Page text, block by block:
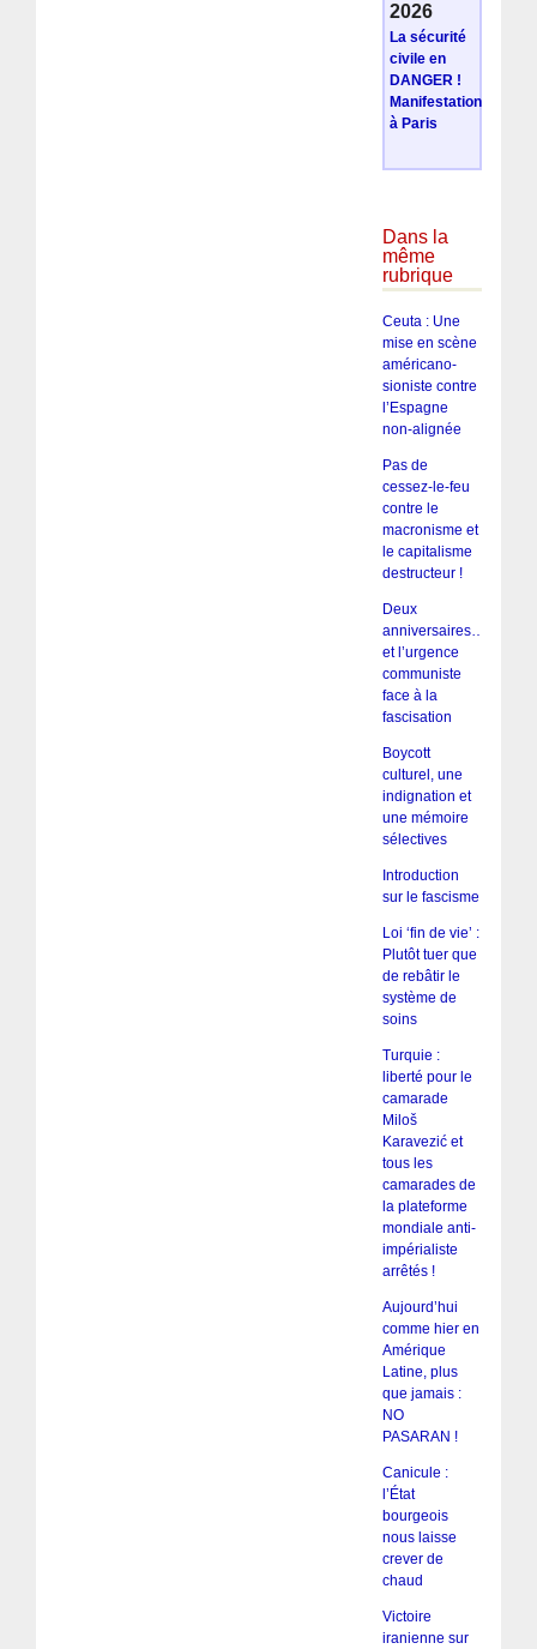
2026
La sécurité
civile en
DANGER !
Manifestation
à Paris
Dans la
même
rubrique
Ceuta : Une
mise en scène
américano-
sioniste contre
l’Espagne
non-alignée
Pas de
cessez-le-feu
contre le
macronisme et
le capitalisme
destructeur !
Deux
anniversaires…
et l’urgence
communiste
face à la
fascisation
Boycott
culturel, une
indignation et
une mémoire
sélectives
Introduction
sur le fascisme
Loi ‘fin de vie’ :
Plutôt tuer que
de rebâtir le
système de
soins
Turquie :
liberté pour le
camarade
Miloš
Karavezić et
tous les
camarades de
la plateforme
mondiale anti-
impérialiste
arrêtés !
Aujourd’hui
comme hier en
Amérique
Latine, plus
que jamais :
NO
PASARAN !
Canicule :
l’État
bourgeois
nous laisse
crever de
chaud
Victoire
iranienne sur